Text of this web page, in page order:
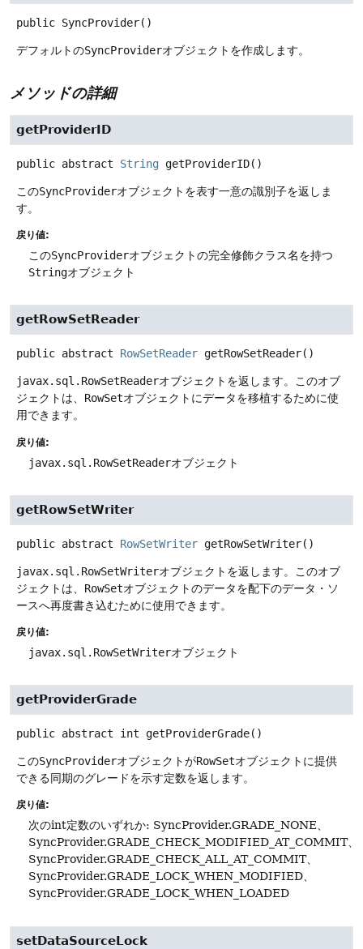
public SyncProvider()
デフォルトのSyncProviderオブジェクトを作成します。
メソッドの詳細
getProviderID
public abstract String getProviderID()
このSyncProviderオブジェクトを表す一意の識別子を返しま
す。
戻り値:
このSyncProviderオブジェクトの完全修飾クラス名を持つ
Stringオブジェクト
getRowSetReader
public abstract RowSetReader getRowSetReader()
javax.sql.RowSetReaderオブジェクトを返します。このオブ
ジェクトは、 RowSetオブジェクトにデータを移植するために使
用できます。
戻り値:
javax.sql.RowSetReaderオブジェクト
getRowSetWriter
public abstract RowSetWriter getRowSetWriter()
javax.sql.RowSetWriterオブジェクトを返します。このオブ
ジェクトは、 RowSetオブジェクトのデータを配下のデータ・ソ
ースへ再度書き込むために使用できます。
戻り値:
javax.sql.RowSetWriterオブジェクト
getProviderGrade
public abstract int getProviderGrade()
このSyncProviderオブジェクトがRowSetオブジェクトに提供
できる同期のグレードを示す定数を返します。
戻り値:
次のint定数のいずれか: SyncProvider.GRADE_NONE、
SyncProvider.GRADE_CHECK_MODIFIED_AT_COMMIT、
SyncProvider.GRADE_CHECK_ALL_AT_COMMIT、
SyncProvider.GRADE_LOCK_WHEN_MODIFIED、
SyncProvider.GRADE_LOCK_WHEN_LOADED
setDataSourceLock